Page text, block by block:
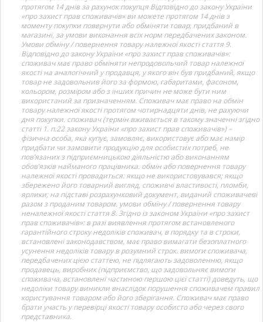
протягом 14 днів за рахунок покупця Відповідно до закону України
«про захист прав споживачів» ви можете протягом 14 днів з
моменту покупки повернути або обміняти товар, придбаний в
магазині, за умови виконання всіх норм передбачених законом.
Умови обміну / повернення товару належної якості стаття 9.
Відповідно до закону України «про захист прав споживачів»:
споживач має право обміняти непродовольчий товар належної
якості на аналогічний у продавця, у якого він був придбаний, якщо
товар не задовольнив його за формою, габаритами, фасоном,
кольором, розміром або з інших причин не може бути ним
використаний за призначенням. Споживач має право на обмін
товару належної якості протягом чотирнадцяти днів, не рахуючи
дня покупки. споживач (термін вживається в такому значенні згідно
статті 1. п.22 закону України «про захист прав споживачів») –
фізична особа, яка купує, замовляє, використовує або має намір
придбати чи замовити продукцію для особистих потреб, не
пов’язаних з підприємницькою діяльністю або виконанням
обов’язків найманого працівника. обмін або повернення товару
належної якості провадиться: якщо не використовувався; якщо
збережено його товарний вигляд, споживчі властивості, пломби,
ярлики; на підставі розрахунковий документ, виданий споживачеві
разом з проданим товаром. умови обміну / повернення товару
неналежної якості стаття 8. Згідно із законом України «про захист
прав споживачів»: в разі виявлення протягом встановленого
гарантійного строку недоліків споживач, в порядку та в строки,
встановлені законодавством, має право вимагати безоплатного
усунення недоліків товару в розумний строк. вимоги споживача,
передбачених цією статтею, не підлягають задоволенню, якщо
продавець, виробник (підприємство, що задовольняє вимоги
споживача, встановлені частиною першою цієї статті) доведуть, що
недоліки товару виникли внаслідок порушення споживачем правил
користування товаром або його зберігання. Споживач має право
брати участь у перевірці якості товару особисто або через свого
представника.